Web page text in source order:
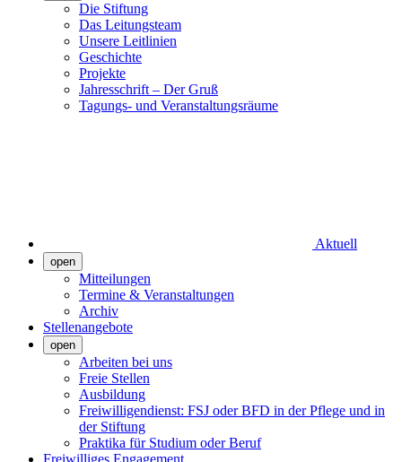
Die Stiftung
Das Leitungsteam
Unsere Leitlinien
Geschichte
Projekte
Jahresschrift – Der Gruß
Tagungs- und Veranstaltungsräume
Aktuell
open
Mitteilungen
Termine & Veranstaltungen
Archiv
Stellenangebote
open
Arbeiten bei uns
Freie Stellen
Ausbildung
Freiwilligendienst: FSJ oder BFD in der Pflege und in
der Stiftung
Praktika für Studium oder Beruf